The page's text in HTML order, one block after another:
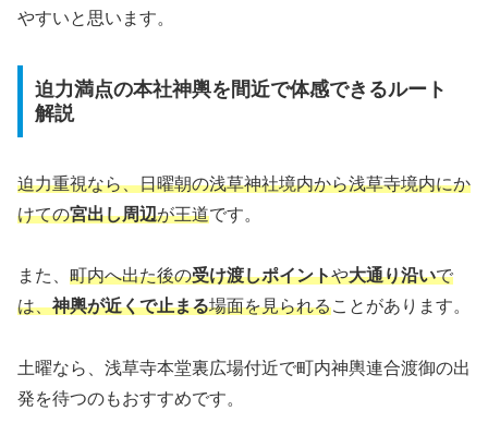
やすいと思います。
迫力満点の本社神輿を間近で体感できるルート
解説
迫力重視なら、日曜朝の浅草神社境内から浅草寺境内にか
けての宮出し周辺が王道です。
また、 町内へ出た後の受け渡しポイントや大通り沿いで
は、神輿が近くで止まる場面を見られることがあります。
土曜なら、浅草寺本堂裏広場付近で町内神輿連合渡御の出
発を待つのもおすすめです。